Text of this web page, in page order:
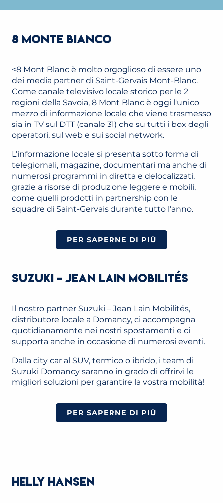
8 MONTE BIANCO
<8 Mont Blanc è molto orgoglioso di essere uno
dei media partner di Saint-Gervais Mont-Blanc.
Come canale televisivo locale storico per le 2
regioni della Savoia, 8 Mont Blanc è oggi l'unico
mezzo di informazione locale che viene trasmesso
sia in TV sul DTT (canale 31) che su tutti i box degli
operatori, sul web e sui social network.
L’informazione locale si presenta sotto forma di
telegiornali, magazine, documentari ma anche di
numerosi programmi in diretta e delocalizzati,
grazie a risorse di produzione leggere e mobili,
come quelli prodotti in partnership con le
squadre di Saint-Gervais durante tutto l’anno.
PER SAPERNE DI PIÙ
SUZUKI - JEAN LAIN MOBILITÉS
Il nostro partner Suzuki – Jean Lain Mobilités,
distributore locale a Domancy, ci accompagna
quotidianamente nei nostri spostamenti e ci
supporta anche in occasione di numerosi eventi.
Dalla city car al SUV, termico o ibrido, i team di
Suzuki Domancy saranno in grado di offrirvi le
migliori soluzioni per garantire la vostra mobilità!
PER SAPERNE DI PIÙ
HELLY HANSEN